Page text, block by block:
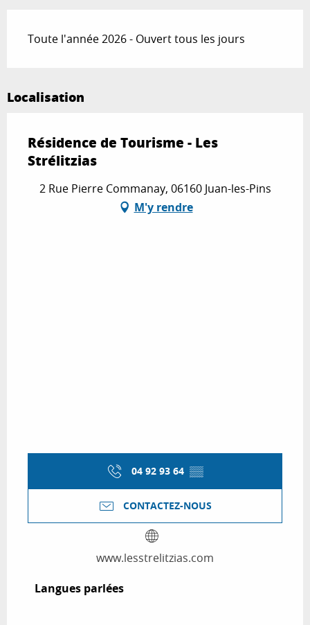
Toute l'année 2026 - Ouvert tous les jours
Localisation
Résidence de Tourisme - Les
Strélitzias
2 Rue Pierre Commanay, 06160 Juan-les-Pins
M'y rendre
04 92 93 64 ▒▒
CONTACTEZ-NOUS
www.lesstrelitzias.com
Langues parlées
Langues parlées